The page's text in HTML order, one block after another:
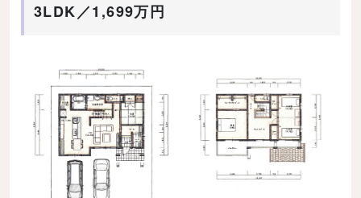
3LDK／1,699万円